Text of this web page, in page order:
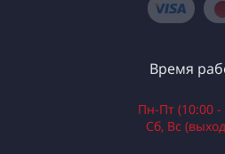
Время
Пн-Пт (10:00 -
Сб, Вс